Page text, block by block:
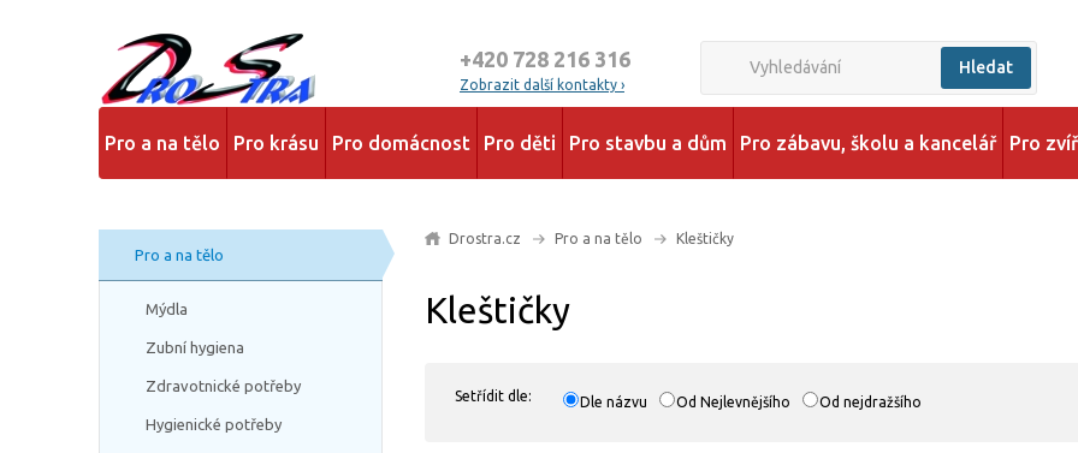
+420 728 216 316
Zobrazit další kontakty ›
Hledat
Pro a na tělo Pro krásu Pro domácnost Pro děti Pro stavbu a dům Pro zábavu, školu a kancelář Pro
Pro a na tělo
Mýdla
Zubní hygiena
Zdravotnické potřeby
Hygienické potřeby
Drostra.cz Pro a na tělo Kleštičky
Kleštičky
Setřídit dle: Dle názvu Od Nejlevnějšího Od nejdražšího